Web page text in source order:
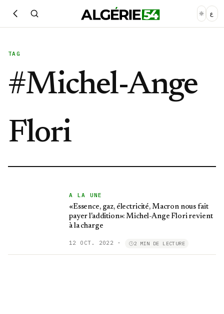
ع
TAG
#Michel-Ange
Flori
A LA UNE
«Essence, gaz, électricité, Macron nous fait
payer l'addition»: Michel-Ange Flori revient
à la charge
12 OCT. 2022 · 2 MIN DE LECTURE